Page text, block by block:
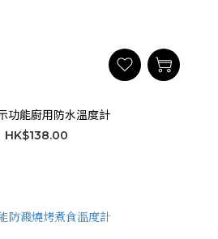
功能廚用防水溫度計
HK$138.00